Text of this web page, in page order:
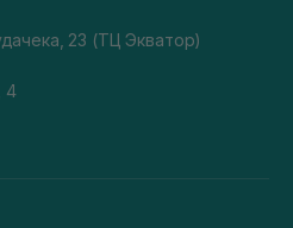
23 (ТЦ Экватор)
4